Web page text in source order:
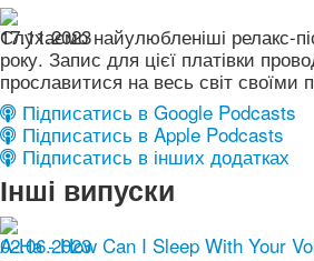
17.11.2023
Слухаємо найулюбленіші релакс-
року. Запис для цієї платівки
прославитися на весь світ своїми
Підписатись в Google Podcasts
Підписатись в Apple Podcasts
Підписатись в інших додатках
Інші випуски
02.06.2023
A-Ha - How Can I Sleep With Your